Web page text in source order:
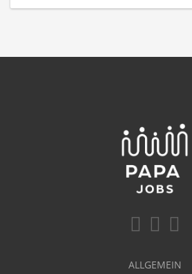
ALLGEMEIN